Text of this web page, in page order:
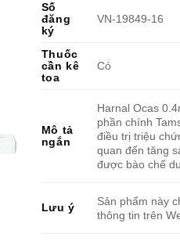
Số
đăng
ký
VN-19849-16
Thuốc
cần kê
toa
Có
Mô tả
ngắn
Harnal Ocas
phần chính
điều trị triệu
quan đến tăng
được bào chế
Lưu ý
Sản phẩm này
thông tin trên